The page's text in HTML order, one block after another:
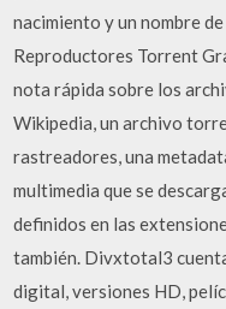
nacimiento y un nombre
Reproductores Torrent
nota rápida sobre los
Wikipedia, un archivo
rastreadores, una
multimedia que se
definidos en las
también. Divxtotal3
digital, versiones HD,